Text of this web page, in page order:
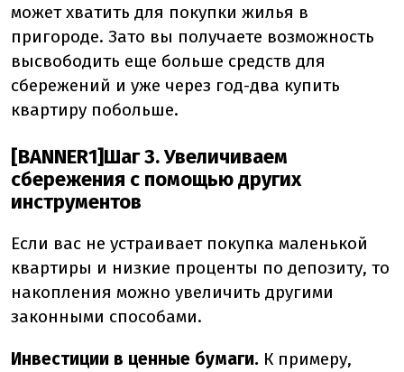
может хватить для покупки жилья в
пригороде. Зато вы получаете возможность
высвободить еще больше средств для
сбережений и уже через год-два купить
квартиру побольше.
[BANNER1]Шаг 3. Увеличиваем
сбережения с помощью других
инструментов
Если вас не устраивает покупка маленькой
квартиры и низкие проценты по депозиту, то
накопления можно увеличить другими
законными способами.
Инвестиции в ценные бумаги. К примеру,